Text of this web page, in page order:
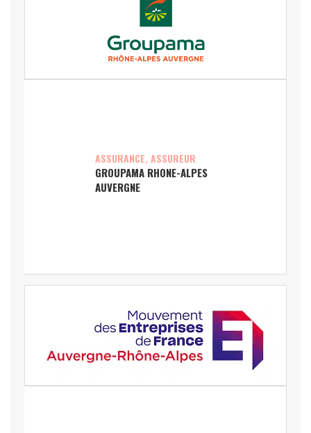
ASSURANCE, ASSUREUR
GROUPAMA RHONE-ALPES
AUVERGNE